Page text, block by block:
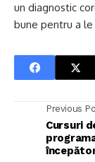
un diagnostic
bune pentru a
Previous
Cursuri